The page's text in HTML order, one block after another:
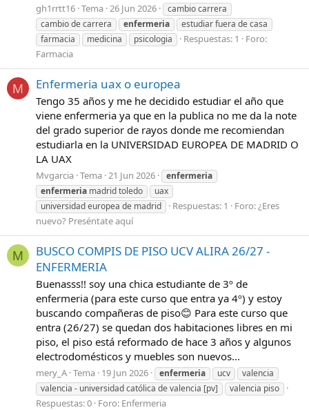
gh1rrtt16 Tema 26 Jun 2026
cambio carrera
cambio de carrera
enfermeria
estudiar fuera de casa
farmacia
medicina psicologia Respuestas: 1
Foro:
Farmacia
M Enfermeria uax o europea
Tengo 35 años y me he decidido estudiar el año que
viene enfermeria ya que en la publica no me da la note
del grado superior de rayos donde me recomiendan
estudiarla en la UNIVERSIDAD EUROPEA DE MADRID O
LA UAX
Mvgarcia Tema 21 Jun 2026
enfermeria
enfermeria madrid toledo
uax
universidad europea de madrid
Respuestas: 1 Foro:¿Eres
nuevo? Preséntate aquí
M
BUSCO COMPIS DE PISO UCV ALIRA 26/27 -
ENFERMERIA
Buenasss!! soy una chica estudiante de 3º de
enfermeria (para este curso que entra ya 4º) y estoy
buscando compañeras de piso😊 Para este curso que
entra (26/27) se quedan dos habitaciones libres en mi
piso, el piso está reformado de hace 3 años y algunos
electrodomésticos y muebles son nuevos...
mery_A Tema 19 Jun 2026 enfermeria ucv
valencia
valencia - universidad católica de valencia [pv]
valencia piso
Respuestas: 0 Foro: Enfermeria